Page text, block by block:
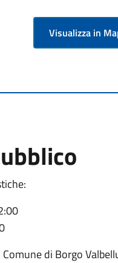
Visualizza in
di Borgo